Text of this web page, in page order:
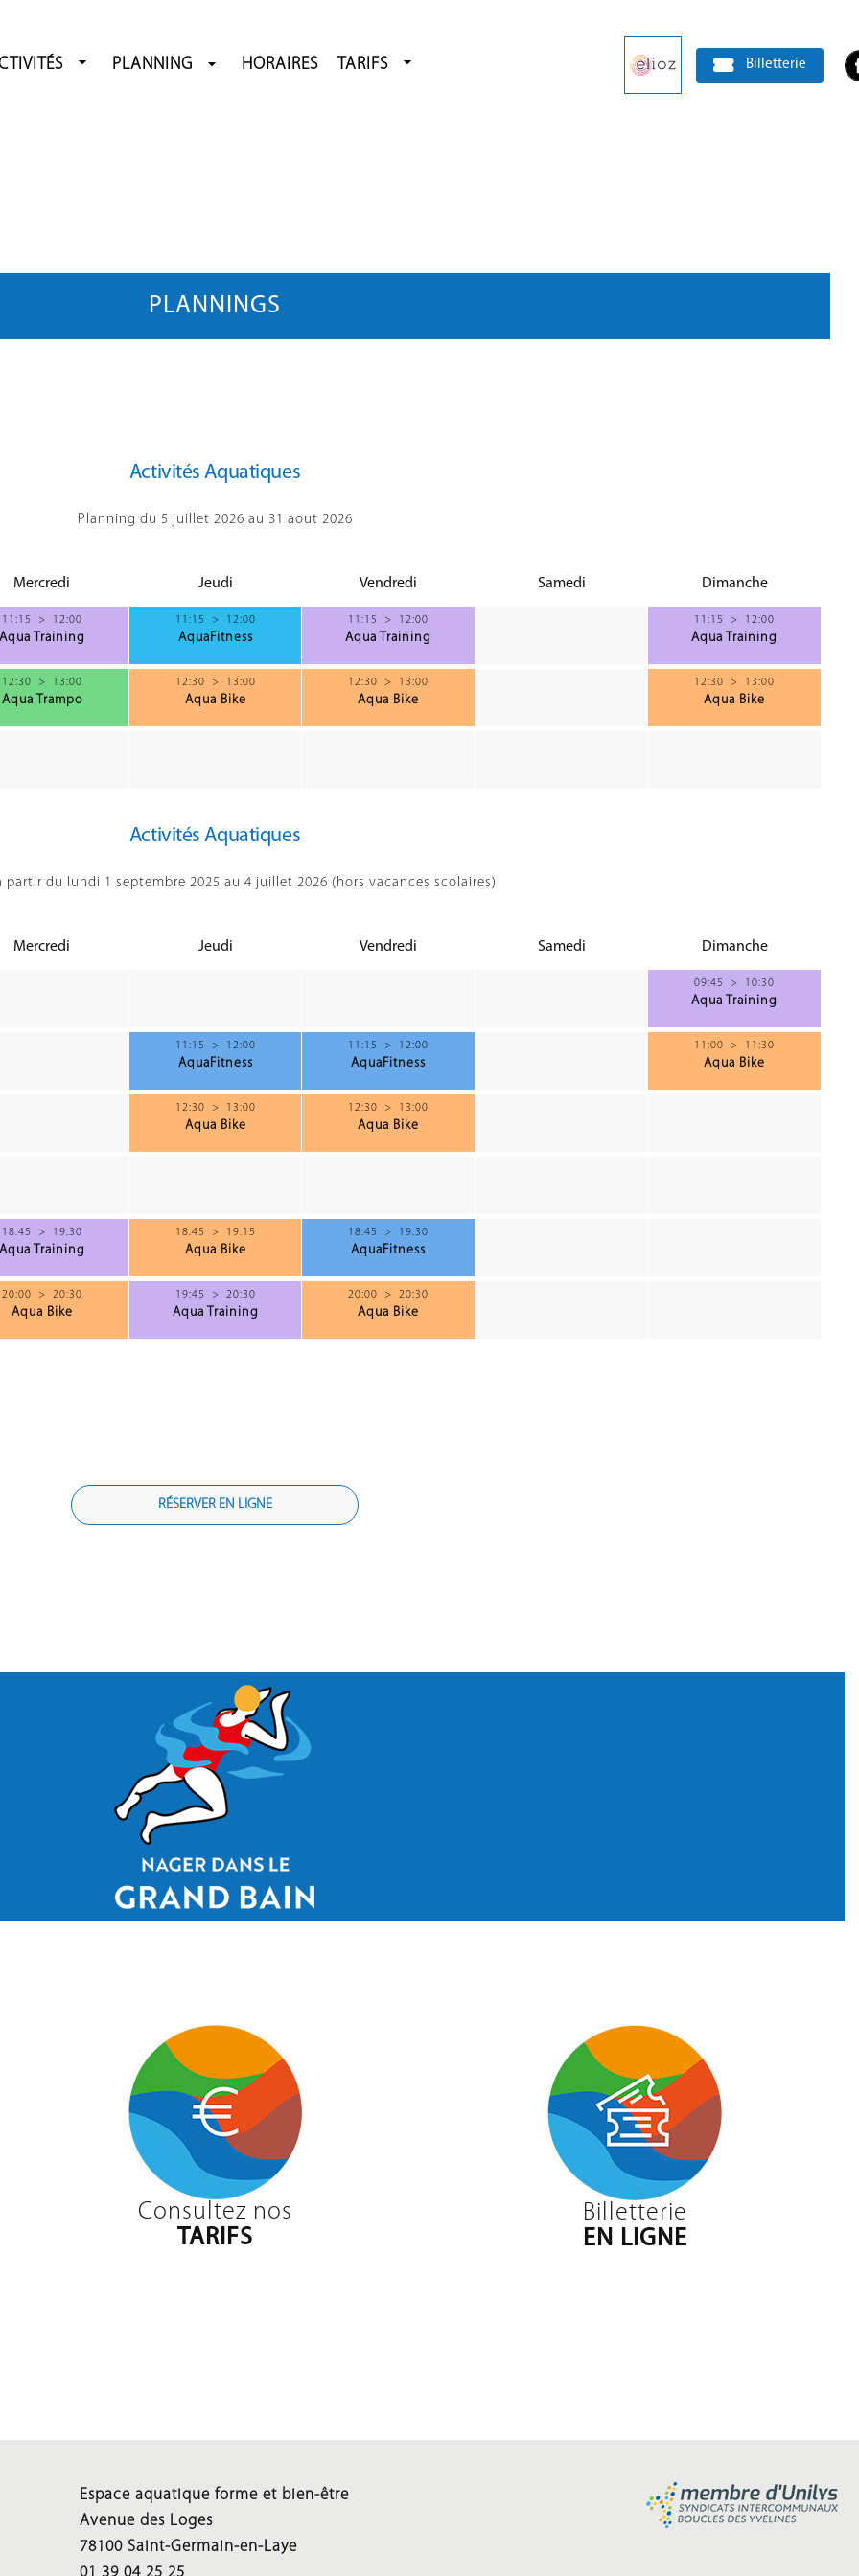
PLANNING HORAIRES TARIFS Billetterie
PLANNINGS
Activités Aquatiques
Planning du 5 juillet 2026 au 31 aout 2026
Mercredi
11:15 > 12:00
Aqua Training
12:30 > 13:00
Aqua Trampo
Jeudi
11:15 > 12:00
AquaFitness
12:30 > 13:00
Aqua Bike
Vendredi
11:15 > 12:00
Aqua Training
12:30 > 13:00
Aqua Bike
Samedi Dimanche
11:15 > 12:00
Aqua Training
12:30 > 13:00
Aqua Bike
Activités Aquatiques
partir du lundi 1 septembre 2025 au 4 juillet 2026 (hors vacances scolaires)
Mercredi
18:45 > 19:30
Aqua Training
20:00 > 20:30
Aqua Bike
Jeudi
11:15 > 12:00
AquaFitness
12:30 > 13:00
Aqua Bike
18:45 > 19:15
Aqua Bike
19:45 > 20:30
Aqua Training
Vendredi
11:15 > 12:00
AquaFitness
12:30 > 13:00
Aqua Bike
18:45 > 19:30
AquaFitness
20:00 > 20:30
Aqua Bike
Samedi Dimanche
09:45 > 10:30
Aqua Training
11:00 > 11:30
Aqua Bike
RÉSERVER EN LIGNE
Consultez nos
TARIFS
Billetterie
EN LIGNE
Espace aquatique forme et bien-être
Avenue des Loges
78100 Saint-Germain-en-Laye
01 39 04 25 25